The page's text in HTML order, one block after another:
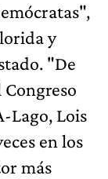
y
"De
Lago, Lois
en los
más